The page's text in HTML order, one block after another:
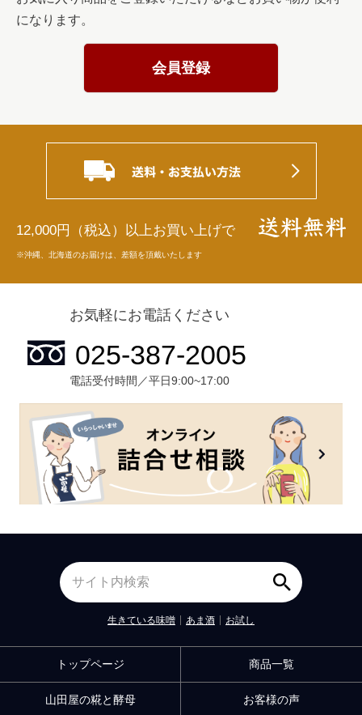
になります。
会員登録
12,000円（税込）以上お買い上げで
※沖縄、北海道のお届けは、差額を頂戴いたします
お気軽にお電話ください
電話受付時間／平日9:00~17:00
生きている味噌 あま酒 お試し
トップページ 商品一覧
山田屋の糀と酵母 お客様の声